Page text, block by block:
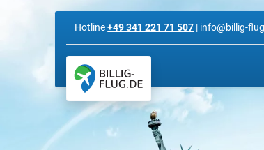
Hotline+49 341 221 71 507 | info@billig-